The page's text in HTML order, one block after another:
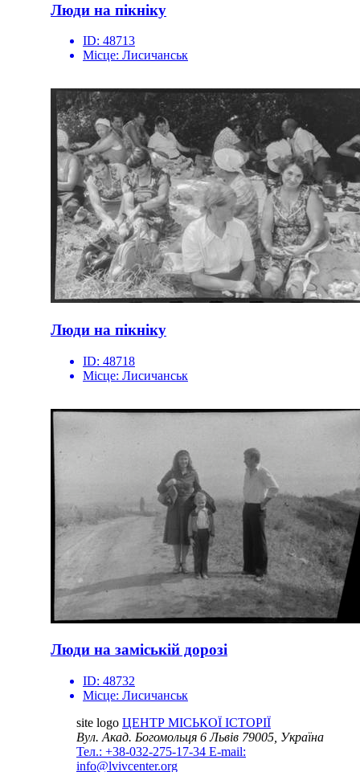
Люди на пікніку
ID: 48713
Місце: Лисичанськ
Люди на пікніку
ID: 48718
Місце: Лисичанськ
Люди на заміській дорозі
ID: 48732
Місце: Лисичанськ
site logo ЦЕНТР МІСЬКОЇ ІСТОРІЇ
Вул. Акад. Богомольця 6Львів 79005, Україна
Тел.: +38-032-275-17-34 E-mail:
info@lvivcenter.org